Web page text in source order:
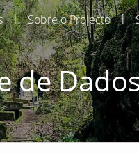
| Sobre o Projecto |
de